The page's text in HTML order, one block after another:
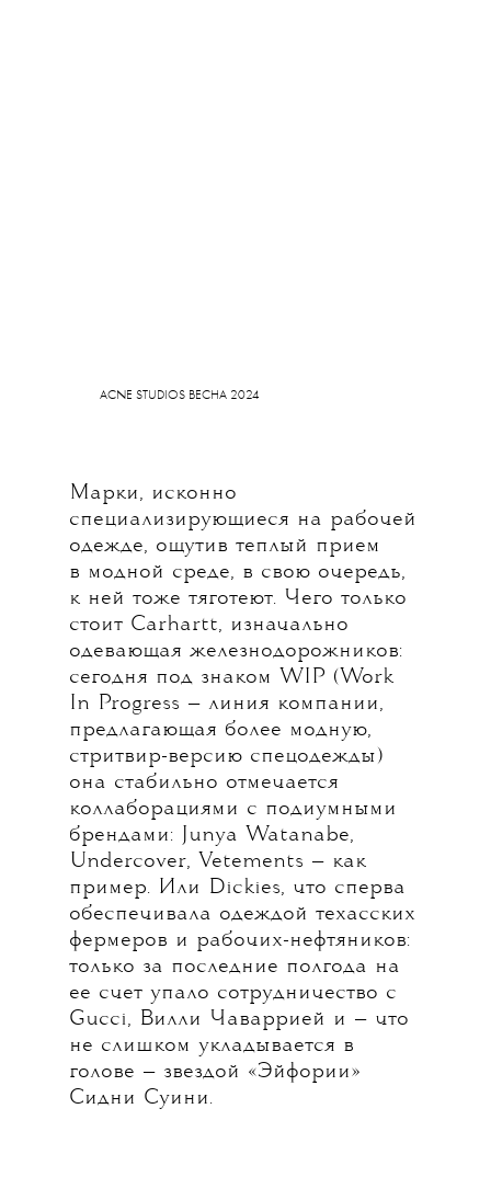
ACNE STUDIOS ВЕСНА 2024
Марки, исконно
специализирующиеся на рабочей
одежде, ощутив теплый прием
в модной среде, в свою очередь,
к ней тоже тяготеют. Чего только
стоит Carhartt, изначально
одевающая железнодорожников:
сегодня под знаком WIP (Work
In Progress — линия компании,
предлагающая более модную,
стритвир-версию спецодежды)
она стабильно отмечается
коллаборациями с подиумными
брендами: Junya Watanabe,
Undercover, Vetements — как
пример. Или Dickies, что сперва
обеспечивала одеждой техасских
фермеров и рабочих-нефтяников:
только за последние полгода на
ее счет упало сотрудничество с
Gucci, Вилли Чаваррией и — что
не слишком укладывается в
голове — звездой «Эйфории»
Сидни Суини.